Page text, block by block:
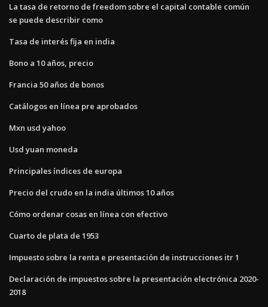
La tasa de retorno de freedom sobre el capital contable común
se puede describir como
Tasa de interés fija en india
Bono a 10 años, precio
Francia 50 años de bonos
Catálogos en línea pre aprobados
Mxn usd yahoo
Usd yuan moneda
Principales índices de europa
Precio del crudo en la india últimos 10 años
Cómo ordenar cosas en línea con efectivo
Cuarto de plata de 1953
Impuesto sobre la renta e presentación de instrucciones itr 1
Declaración de impuestos sobre la presentación electrónica 2020-
2018